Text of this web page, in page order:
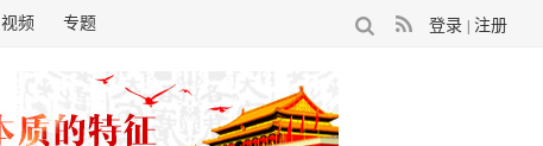
登录 注册
视频 专题